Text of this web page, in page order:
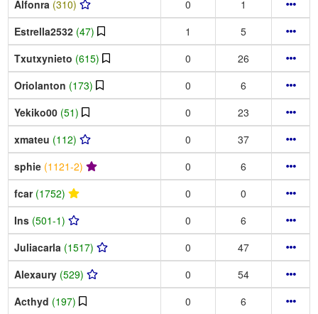
Alfonra (310) 0
1
Estrella2532 (47) 1
5
Txutxynieto (615) 0
26
Oriolanton (173) 0
6
Yekiko00 (51) 0
23
xmateu (112) 0
37
sphie (1121-2) 0
6
fcar (1752) 0
0
Ins (501-1) 0
6
Juliacarla (1517) 0
47
Alexaury (529) 0
54
Acthyd (197) 0
6